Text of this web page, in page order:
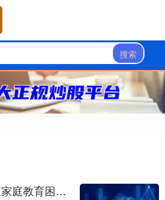
搜索
恒信策略 破解高净值家庭教育困境｜5位富二代逆袭故事与1个可复制公式